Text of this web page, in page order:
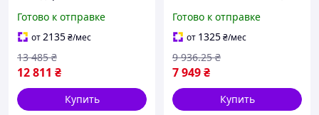
напівпровідникового
екрану 38-68мм
(JCBX0703) (U1029035_BR)
Готово к отправке
от2135₴/мес
12 811 ₴
13 485 ₴
Купить
полиэтилена 25-40мм
СТАНДАРТ резак для вы
IMD22/G
Готово к отправке
от 1325₴/мес
7 949₴
9 936.25 ₴
Купить